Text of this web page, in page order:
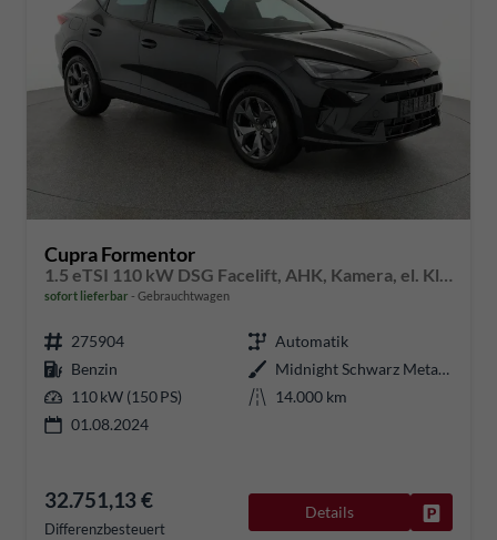
Cupra Formentor
sofort lieferbar Gebrauchtwagen
275904
Automatik
Benzin
Midnight Schwarz Metallic
110 kW (150 PS)
14.000 km
01.08.2024
32.751,13 €
Differenzbesteuert
Details